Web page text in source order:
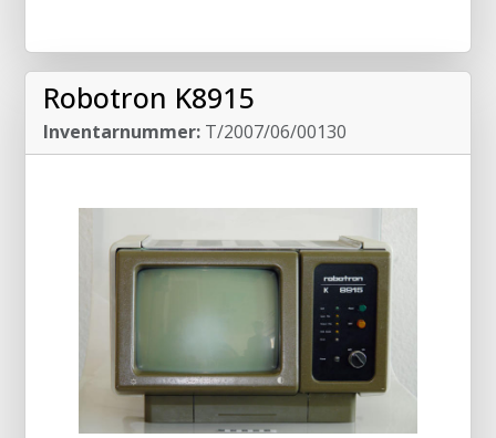
Robotron K8915
Inventarnummer: T/2007/06/00130